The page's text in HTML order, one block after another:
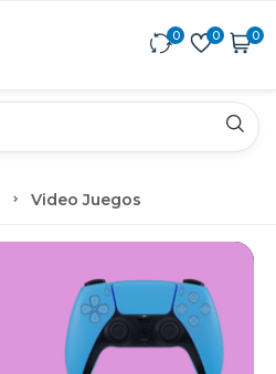
0 0 0
Video Juegos